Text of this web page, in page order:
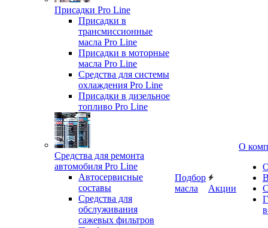
Присадки Pro Line
Присадки в
трансмиссионные
масла Pro Line
Присадки в моторные
масла Pro Line
Средства для системы
охлаждения Pro Line
Присадки в дизельное
топливо Pro Line
Средства для ремонта
автомобиля Pro Line
Автосервисные
составы
Средства для
обслуживания
сажевых фильтров
Подбор
масла
Акции
О